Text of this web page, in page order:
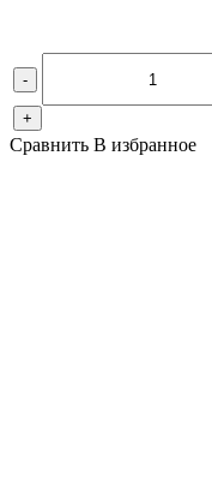
-
+
Сравнить В избранное